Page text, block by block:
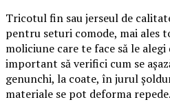
Tricotul fin sau jerseul de
pentru seturi comode, mai ales
moliciune care te face să le
important să verifici cum se
genunchi, la coate, în jurul
materiale se pot deforma repede.